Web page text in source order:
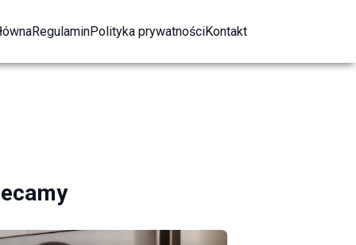
RegulaminPolityka prywatnościKontakt